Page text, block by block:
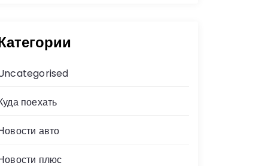
поехать
авто
плюс